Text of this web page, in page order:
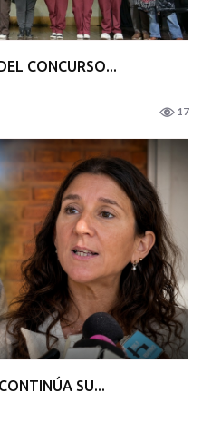
CONCURSO...
17
SU...